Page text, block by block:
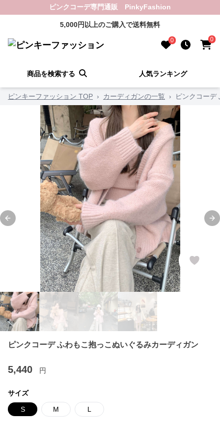
ピンクコーデ専門通販 PinkyFashion
5,000円以上のご購入で送料無料
0 0
商品を検索する 人気ランキング
ピンキーファッション TOP › カーディガンの一覧 › ピンクコーデ
Previous slide
ピンクコーデ ふわもこ抱っこぬいぐるみカーディガン
5,440 円
サイズ
S M L